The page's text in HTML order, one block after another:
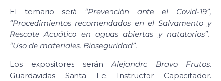
El temario será “Prevención ante el Covid-19”,
“Procedimientos recomendados en el Salvamento y
Rescate Acuático en aguas abiertas y natatorios”.
“Uso de materiales. Bioseguridad”.
Los expositores serán Alejandro Bravo Frutos.
Guardavidas Santa Fe. Instructor Capacitador.